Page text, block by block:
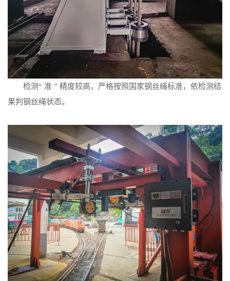
检测“ 准 ” 精度较高，严格按照国家钢丝绳标准，依检测结
果判钢丝绳状态。